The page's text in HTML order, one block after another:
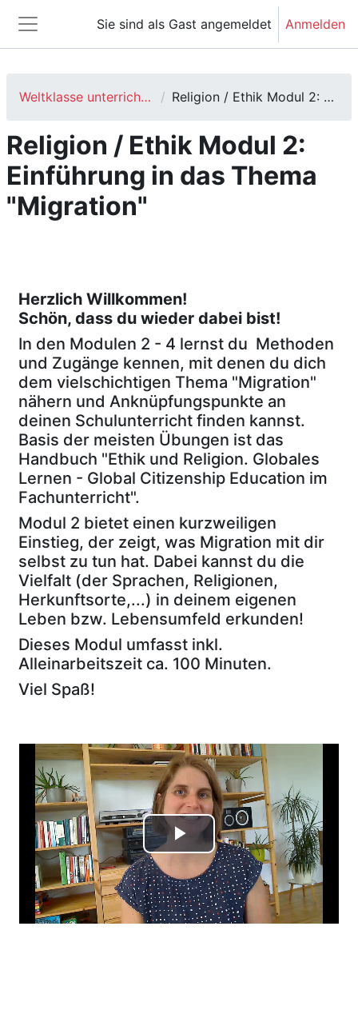
Website-Übersicht
Sie sind als Gast angemeldet Anmelden
Weltklasse unterrichten: Globales Lernen - Ethik Religion / Ethik Modul 2: Einführung in das Thema "Migration"
Religion / Ethik Modul 2:
Einführung in das Thema
"Migration"
Herzlich Willkommen!
Schön, dass du wieder dabei bist!
In den Modulen 2 - 4 lernst du Methoden
und Zugänge kennen, mit denen du dich
dem vielschichtigen Thema "Migration"
nähern und Anknüpfungspunkte an
deinen Schulunterricht finden kannst.
Basis der meisten Übungen ist das
Handbuch "Ethik und Religion. Globales
Lernen - Global Citizenship Education im
Fachunterricht".
Modul 2 bietet einen kurzweiligen
Einstieg, der zeigt, was Migration mit dir
selbst zu tun hat. Dabei kannst du die
Vielfalt (der Sprachen, Religionen,
Herkunftsorte,...) in deinem eigenen
Leben bzw. Lebensumfeld erkunden!
Dieses Modul umfasst inkl.
Alleinarbeitszeit ca. 100 Minuten.
Viel Spaß!
Video
abspielen